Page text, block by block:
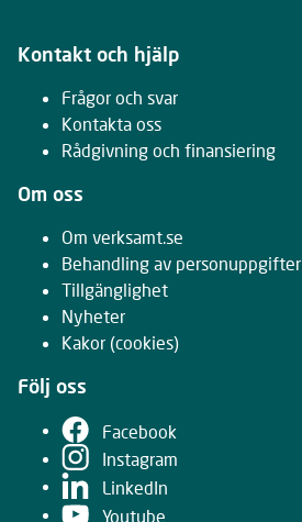
Kontakt och hjälp
Frågor och svar
Kontakta oss
Rådgivning och finansiering
Om oss
Om verksamt.se
Behandling av personuppgifter
Tillgänglighet
Nyheter
Kakor (cookies)
Följ oss
Facebook
Instagram
LinkedIn
Youtube